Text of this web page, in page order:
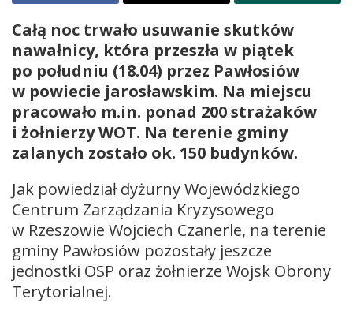
Całą noc trwało usuwanie skutków
nawałnicy, która przeszła w piątek
po południu (18.04) przez Pawłosiów
w powiecie jarosławskim. Na miejscu
pracowało m.in. ponad 200 strażaków
i żołnierzy WOT. Na terenie gminy
zalanych zostało ok. 150 budynków.
Jak powiedział dyżurny Wojewódzkiego
Centrum Zarządzania Kryzysowego
w Rzeszowie Wojciech Czanerle, na terenie
gminy Pawłosiów pozostały jeszcze
jednostki OSP oraz żołnierze Wojsk Obrony
Terytorialnej.